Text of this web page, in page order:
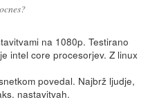
na 1080p. Testirano
intel core procesorjev. Z linux
povedal. Najbrž ljudje,
nastavitvah.